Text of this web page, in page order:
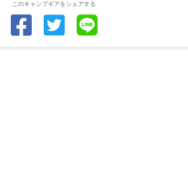
このキャンプギアをシェアする